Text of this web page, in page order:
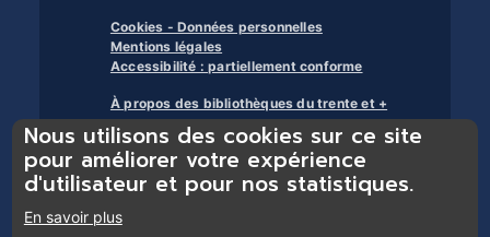
Cookies - Données personnelles
Mentions légales
Accessibilité : partiellement conforme
À propos des bibliothèques du trente et +
Nous utilisons des cookies sur ce site
pour améliorer votre expérience
d'utilisateur et pour nos statistiques.
En savoir plus